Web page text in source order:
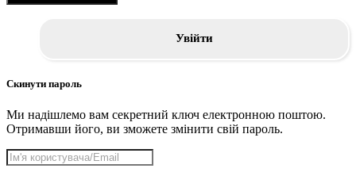
Увійти
Скинути пароль
Ми надішлемо вам секретний ключ електронною поштою.
Отримавши його, ви зможете змінити свій пароль.